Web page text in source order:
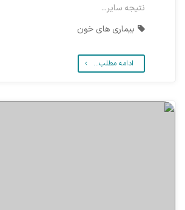
نتیجه سایر...
بیماری های خون
ادامه مطلب...